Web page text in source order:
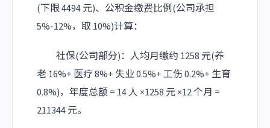
(下限 4494 元)、公积金缴费比例(公司承担
5%-12%，取 10%)计算：
社保(公司部分)：人均月缴约 1258 元(养
老 16%+ 医疗 8%+ 失业 0.5%+ 工伤 0.2%+ 生育
0.8%)，年度总额 = 14 人 ×1258 元 ×12 个月 =
211344 元。